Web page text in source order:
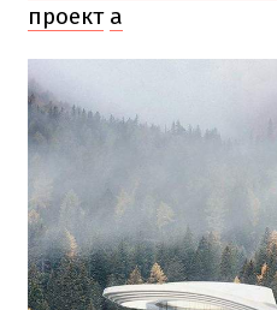
проект а